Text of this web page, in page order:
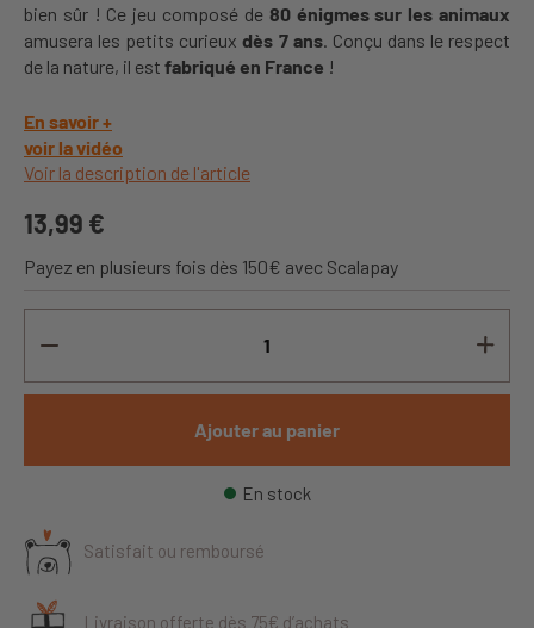
bien sûr ! Ce jeu composé de80 énigmes sur les animaux
amusera les petits curieuxdès 7 ans. Conçu dans le respect
de la nature, il est fabriqué en France !
En savoir +
voir la vidéo
Voir la description de l'article
13,99 €
Payez en plusieurs fois dès 150€ avec Scalapay
Ajouter au panier
En stock
Satisfait ou remboursé
Livraison offerte dès 75€ d’achats